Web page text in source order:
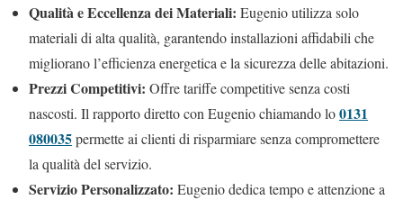
Qualità e Eccellenza dei Materiali: Eugenio utilizza solo
materiali di alta qualità, garantendo installazioni affidabili che
migliorano l’efficienza energetica e la sicurezza delle abitazioni.
Prezzi Competitivi: Offre tariffe competitive senza costi
nascosti. Il rapporto diretto con Eugenio chiamando lo0131
080035permette ai clienti di risparmiare senza compromettere
la qualità del servizio.
Servizio Personalizzato: Eugenio dedica tempo e attenzione a